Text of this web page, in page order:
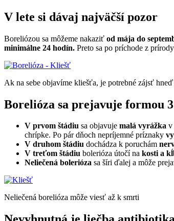
V lete si dávaj najväčší pozor
Boreliózou sa môžeme nakaziť od mája do
minimálne 24 hodín. Preto sa po príchode z prírody
Ak na sebe objavíme kliešťa, je potrebné zájsť
Borelióza sa prejavuje formou
V prvom štádiu sa objavuje malá vyrážka v
chrípke. Po pár dňoch nepríjemné príznaky
V druhom štádiu dochádza k poruchám
V treťom štádiu bolerióza útočí na kosti a
Neliečená bolerióza sa šíri ďalej a môže
Neliečená borelióza môže viesť až k smrti